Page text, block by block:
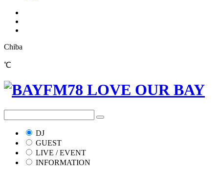
Chiba
℃
DJ
GUEST
LIVE / EVENT
INFORMATION